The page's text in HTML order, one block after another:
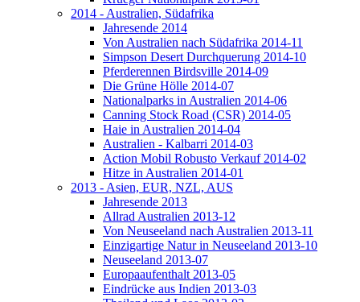
2014 - Australien, Südafrika
Jahresende 2014
Von Australien nach Südafrika 2014-11
Simpson Desert Durchquerung 2014-10
Pferderennen Birdsville 2014-09
Die Grüne Hölle 2014-07
Nationalparks in Australien 2014-06
Canning Stock Road (CSR) 2014-05
Haie in Australien 2014-04
Australien - Kalbarri 2014-03
Action Mobil Robusto Verkauf 2014-02
Hitze in Australien 2014-01
2013 - Asien, EUR, NZL, AUS
Jahresende 2013
Allrad Australien 2013-12
Von Neuseeland nach Australien 2013-11
Einzigartige Natur in Neuseeland 2013-10
Neuseeland 2013-07
Europaaufenthalt 2013-05
Eindrücke aus Indien 2013-03